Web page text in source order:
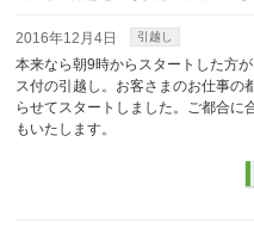
2016年12月4日 引越し
本来なら朝9時からスタートした方
ス付の引越し。お客さまのお仕事の
らせてスタートしました。ご都合に
もいたします。